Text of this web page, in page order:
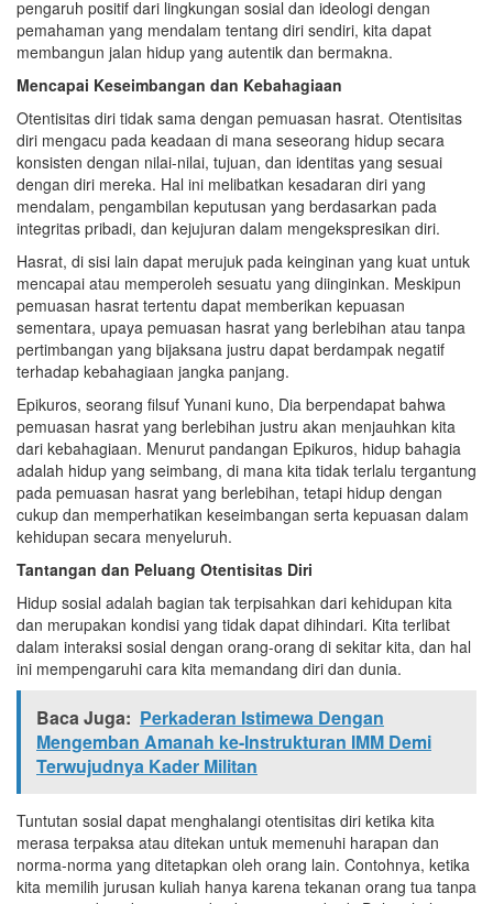
pengaruh positif dari lingkungan sosial dan ideologi dengan
pemahaman yang mendalam tentang diri sendiri, kita dapat
membangun jalan hidup yang autentik dan bermakna.
Mencapai Keseimbangan dan Kebahagiaan
Otentisitas diri tidak sama dengan pemuasan hasrat. Otentisitas
diri mengacu pada keadaan di mana seseorang hidup secara
konsisten dengan nilai-nilai, tujuan, dan identitas yang sesuai
dengan diri mereka. Hal ini melibatkan kesadaran diri yang
mendalam, pengambilan keputusan yang berdasarkan pada
integritas pribadi, dan kejujuran dalam mengekspresikan diri.
Hasrat, di sisi lain dapat merujuk pada keinginan yang kuat untuk
mencapai atau memperoleh sesuatu yang diinginkan. Meskipun
pemuasan hasrat tertentu dapat memberikan kepuasan
sementara, upaya pemuasan hasrat yang berlebihan atau tanpa
pertimbangan yang bijaksana justru dapat berdampak negatif
terhadap kebahagiaan jangka panjang.
Epikuros, seorang filsuf Yunani kuno, Dia berpendapat bahwa
pemuasan hasrat yang berlebihan justru akan menjauhkan kita
dari kebahagiaan. Menurut pandangan Epikuros, hidup bahagia
adalah hidup yang seimbang, di mana kita tidak terlalu tergantung
pada pemuasan hasrat yang berlebihan, tetapi hidup dengan
cukup dan memperhatikan keseimbangan serta kepuasan dalam
kehidupan secara menyeluruh.
Tantangan dan Peluang Otentisitas Diri
Hidup sosial adalah bagian tak terpisahkan dari kehidupan kita
dan merupakan kondisi yang tidak dapat dihindari. Kita terlibat
dalam interaksi sosial dengan orang-orang di sekitar kita, dan hal
ini mempengaruhi cara kita memandang diri dan dunia.
Baca Juga: Perkaderan Istimewa Dengan
Mengemban Amanah ke-Instrukturan IMM Demi
Terwujudnya Kader Militan
Tuntutan sosial dapat menghalangi otentisitas diri ketika kita
merasa terpaksa atau ditekan untuk memenuhi harapan dan
norma-norma yang ditetapkan oleh orang lain. Contohnya, ketika
kita memilih jurusan kuliah hanya karena tekanan orang tua tanpa